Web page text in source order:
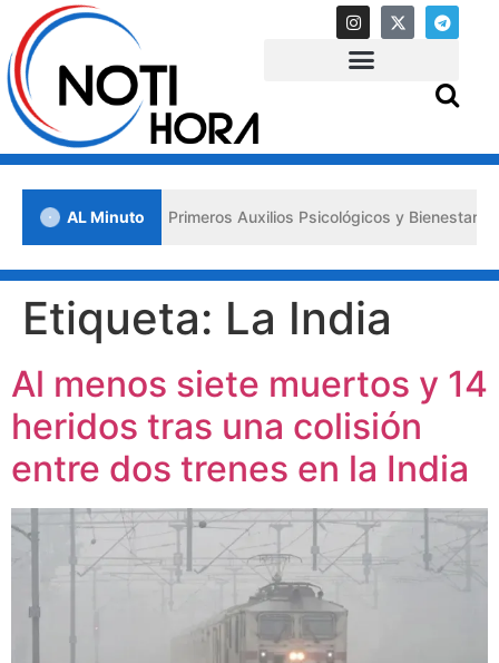
AL Minuto
Lara impulsa los «Primeros Auxilios Psicológicos y Bienestar
Etiqueta: La India
Al menos siete muertos y 14
heridos tras una colisión
entre dos trenes en la India